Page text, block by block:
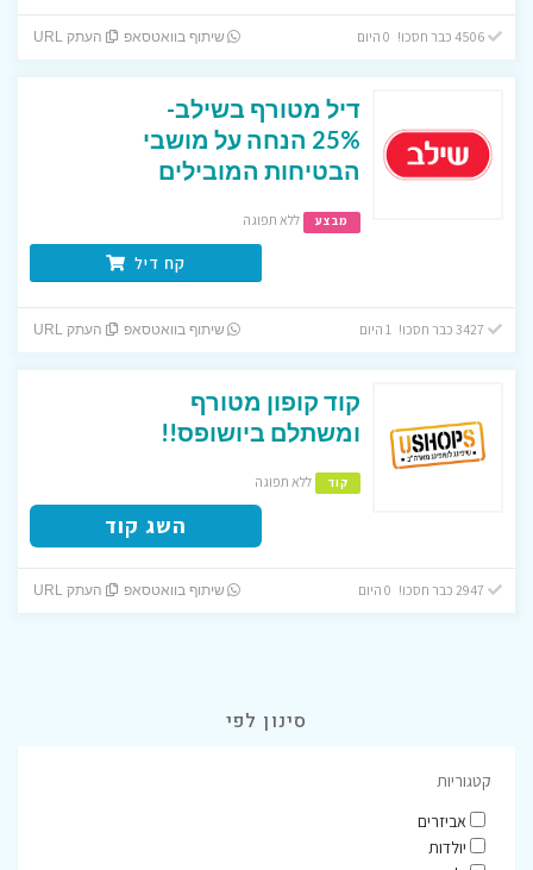
4506 כבר חסכו! 0 היום שיתוף בוואטסאפ העתק URL
דיל מטורף בשילב-
25% הנחה על מושבי
הבטיחות המובילים
מבצע ללא תפוגה
קח דיל
שיתוף בוואטסאפ העתק URL
קוד קופון מטורף
ומשתלם ביושופס!!
קוד ללא תפוגה
השג קוד
שיתוף בוואטסאפ העתק URL
סינון לפי
קטגוריות
אביזרים
יולדות